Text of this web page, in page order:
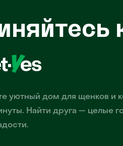
уютный дом для щенков и
Найти друга — целые